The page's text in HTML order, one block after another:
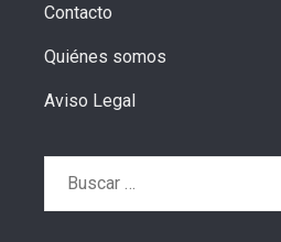
Contacto
Quiénes somos
Aviso Legal